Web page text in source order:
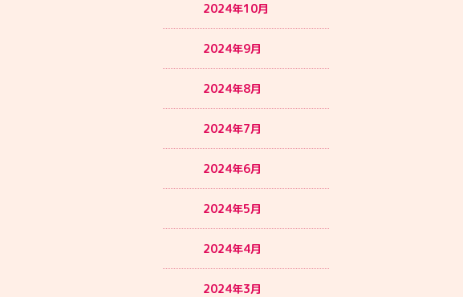
2024年10月
2024年9月
2024年8月
2024年7月
2024年6月
2024年5月
2024年4月
2024年3月